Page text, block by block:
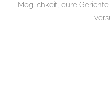
Möglichkeit, eure